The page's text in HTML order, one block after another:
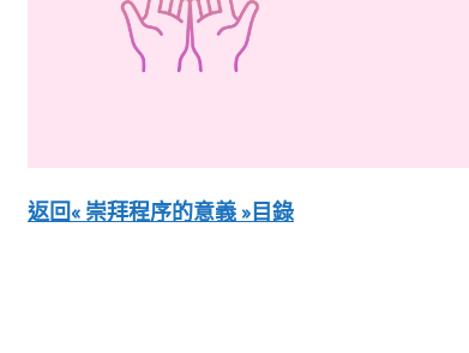
返回« 崇拜程序的意義 »目錄